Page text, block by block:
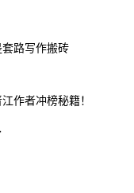
路写作搬砖
作者冲榜秘籍！